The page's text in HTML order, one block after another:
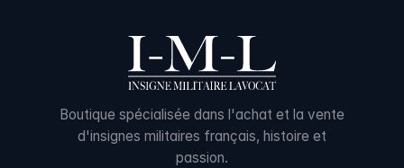
Boutique spécialisée dans l'achat et la vente
d'insignes militaires français, histoire et
passion.